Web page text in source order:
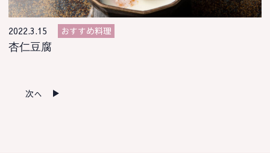
2022.3.15
おすすめ料理
杏仁豆腐
次へ